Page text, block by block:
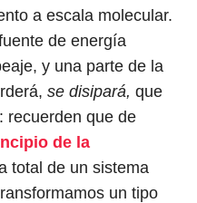
a escala molecular.
de energía
y una parte de la
se disipará, que
recuerden que de
de la
total de un sistema
un tipo